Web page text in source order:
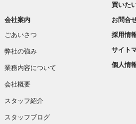
買いた
会社案内
ごあいさつ
弊社の強み
業務内容について
会社概要
スタッフ紹介
スタッフブログ
お問合
採用情
サイト
個人情